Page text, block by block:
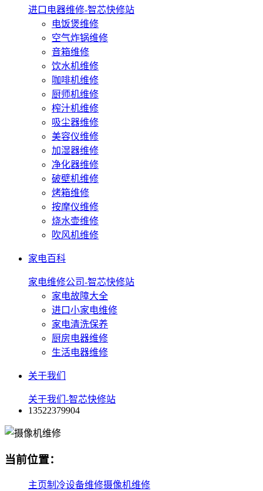
进口电器维修-智芯快修站
电饭煲维修
空气炸锅维修
音箱维修
饮水机维修
咖啡机维修
厨师机维修
榨汁机维修
吸尘器维修
美容仪维修
加湿器维修
净化器维修
破壁机维修
烤箱维修
按摩仪维修
烧水壶维修
吹风机维修
家电百科
家电维修公司-智芯快修站
家电故障大全
进口小家电维修
家电清洗保养
厨房电器维修
生活电器维修
关于我们
关于我们-智芯快修站
13522379904
当前位置：
主页制冷设备维修摄像机维修